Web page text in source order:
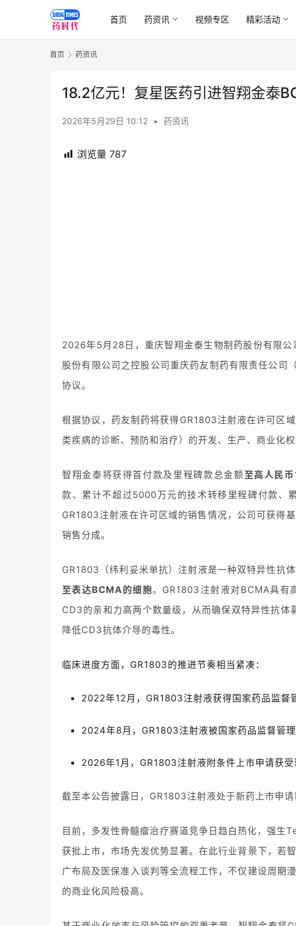
首页 药资讯 视频专区 精彩活动
首页 药资讯
18.2亿元！复星医药引进智翔金泰
2026年5月29日 10:12 • 药资讯
浏览量 787
2026年5月28日，重庆智翔金泰生物制药股份有限公
股份有限公司之控股公司重庆药友制药有限责任公司
协议。
根据协议，药友制药将获得GR1803注射液在许可区
类疾病的诊断、预防和治疗）的开发、生产、商业化权
智翔金泰将获得首付款及里程碑款总金额至高人民
款、累计不超过5000万元的技术转移里程碑付款、
GR1803注射液在许可区域的销售情况，公司可获得
销售分成。
GR1803（纬利妥米单抗）注射液是一种双特异性抗体
至表达BCMA的细胞。GR1803注射液对BCMA具有
CD3的亲和力高两个数量级，从而确保双特异性抗
降低CD3抗体介导的毒性。
临床进度方面，GR1803的推进节奏相当紧凑：
2022年12月，GR1803注射液获得国家药品监督
2024年8月，GR1803注射液被国家药品监督管
2026年1月，GR1803注射液附条件上市申请获受
截至本公告披露日，GR1803注射液处于新药上市申请
目前，多发性骨髓瘤治疗赛道竞争日趋白热化，强
获批上市，市场先发优势显著。在此行业背景下，若
广布局及医保准入谈判等全流程工作，不仅建设周期
的商业化风险极高。